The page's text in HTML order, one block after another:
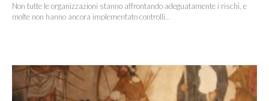
Non tutte le organizzazioni stanno affrontando adeguatamente i rischi, e
molte non hanno ancora implementato controlli...